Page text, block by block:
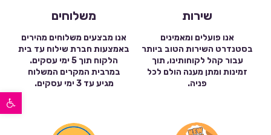
פתח סרגל נגישות
שירות
אנו פועלים ומאמינים
בסטנדרט השירות הטוב ביותר
עבור קהל לקוחותינו, תוך
זמינות ומתן מענה הולם לכל
פניה.
משלוחים
אנו מבצעים משלוחים מהירים
באמצעות חברת שילוח עד בית
הלקוח תוך 5 ימי עסקים.
במרבית המקרים המשלוח
מגיע עד 3 ימי עסקים.